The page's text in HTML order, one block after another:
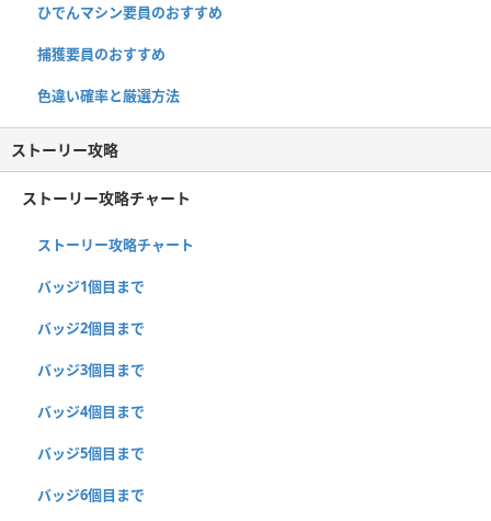
ひでんマシン要員のおすすめ
捕獲要員のおすすめ
色違い確率と厳選方法
ストーリー攻略
ストーリー攻略チャート
ストーリー攻略チャート
バッジ1個目まで
バッジ2個目まで
バッジ3個目まで
バッジ4個目まで
バッジ5個目まで
バッジ6個目まで